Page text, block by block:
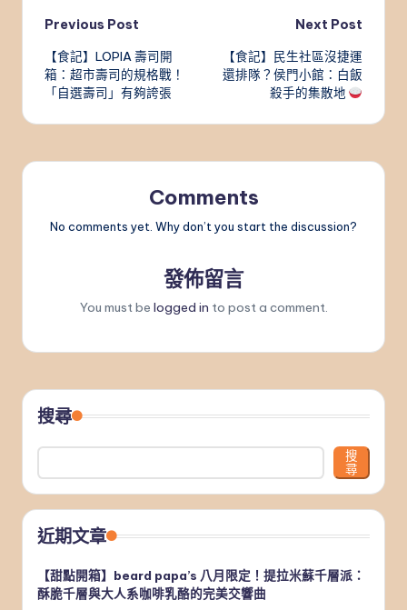
Post
navigation
Previous Post
【食記】LOPIA 壽司開
箱：超市壽司的規格戰！
「自選壽司」有夠誇張
Next Post
【食記】民生社區沒捷運
還排隊？侯門小館：白飯
殺手的集散地
Comments
No comments yet. Why don’t you start the discussion?
發佈留言
You must be logged in to post a comment.
搜尋
搜
尋
近期文章
【甜點開箱】beard papa’s 八月限定！提拉米蘇千層派：
酥脆千層與大人系咖啡乳酪的完美交響曲